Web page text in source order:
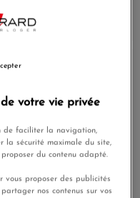
votre vie privée
de faciliter la navigation,
la sécurité maximale du site,
du contenu adapté.
vous proposer des publicités
nos contenus sur vos